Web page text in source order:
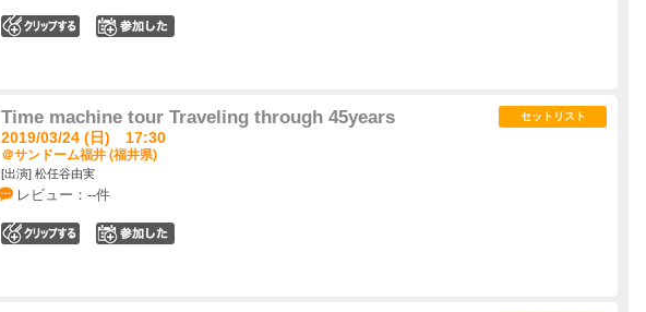
Time machine tour Traveling through 45years
2019/03/24 (日) 17:30
＠サンドーム福井 (福井県)
[出演] 松任谷由実
レビュー：--件
セットリスト